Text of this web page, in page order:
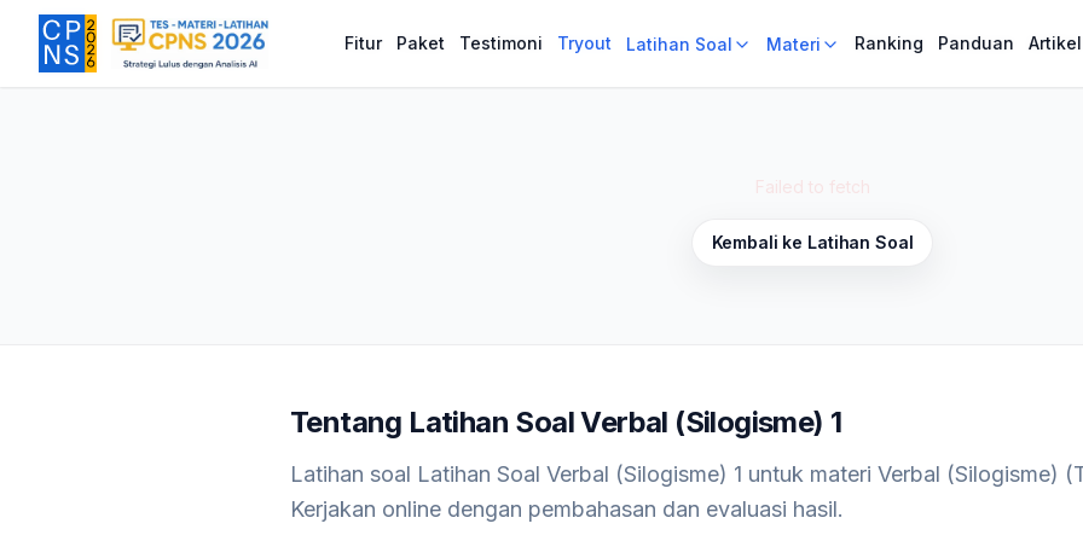
Fitur Paket Testimoni Tryout Latihan Soal Materi Ranking Panduan Artikel
Fitur Paket Testimoni Tryout Latihan Soal Materi Ranking Panduan Artikel
Kembali ke Latihan Soal
Tentang Latihan Soal Verbal (Silogisme) 1
Latihan soal Latihan Soal Verbal (Silogisme) 1 untuk materi Verbal (Silogisme)
Kerjakan online dengan pembahasan dan evaluasi hasil.